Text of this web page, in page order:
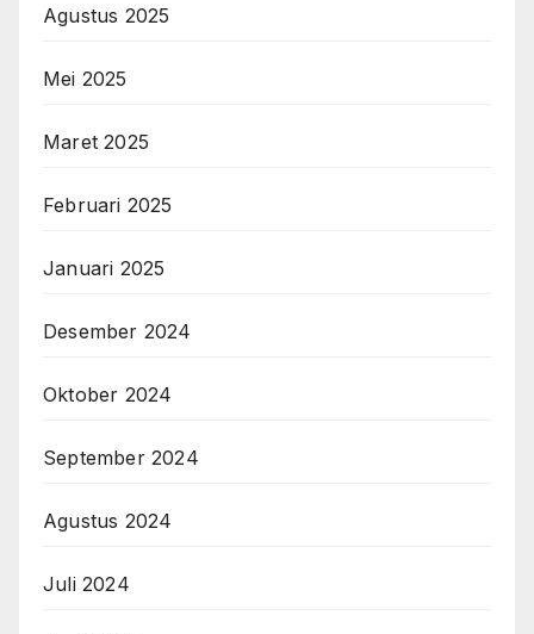
Agustus 2025
Mei 2025
Maret 2025
Februari 2025
Januari 2025
Desember 2024
Oktober 2024
September 2024
Agustus 2024
Juli 2024